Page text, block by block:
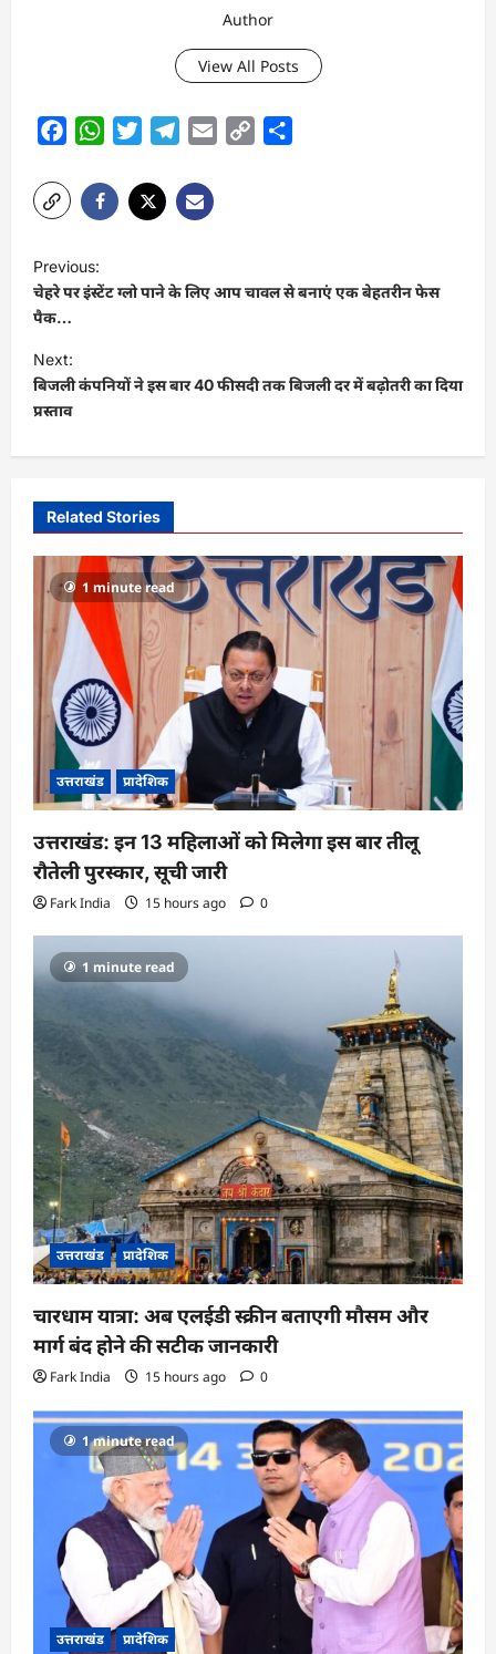
Author
View All Posts
FacebookWhatsAppTwitterTelegram
Email
Copy
o
s
t
n
a
v
g
a
n
Previous:
चेहरे पर इंस्टेंट ग्लो पाने के लिए आप चावल से बनाएं एक बेहतरीन फेस
पैक…
Next:
बिजली कंपनियों ने इस बार 40 फीसदी तक बिजली दर में बढ़ोतरी का दिया
प्रस्ताव
Related Stories
1 minute read
उत्तराखंड प्रादेशिक
उत्तराखंड: इन 13 महिलाओं को मिलेगा इस बार तीलू
रौतेली पुरस्कार, सूची जारी
Fark India 15 hours ago 0
1 minute read
उत्तराखंड प्रादेशिक
चारधाम यात्रा: अब एलईडी स्क्रीन बताएगी मौसम और
मार्ग बंद होने की सटीक जानकारी
Fark India 15 hours ago 0
1 minute read
उत्तराखंड प्रादेशिक